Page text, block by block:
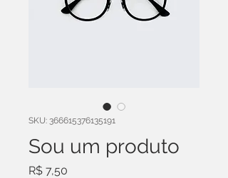
SKU: 366615376135191
Sou um produto
R$ 7,50